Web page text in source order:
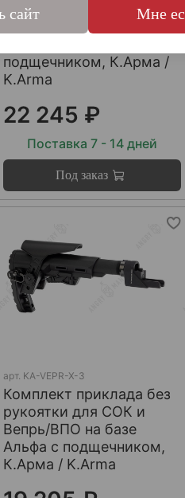
Комплект приклада для
СОК и Вепрь/ВПО на
подщечником, К.Арма /
K.Arma
22 245 ₽
Поставка 7 - 14 дней
Под заказ
арт. KA-VEPR-X-3
Комплект приклада без
рукоятки для СОК и
Вепрь/ВПО на базе
Альфа с подщечником,
К.Арма / K.Arma
сайт Мне